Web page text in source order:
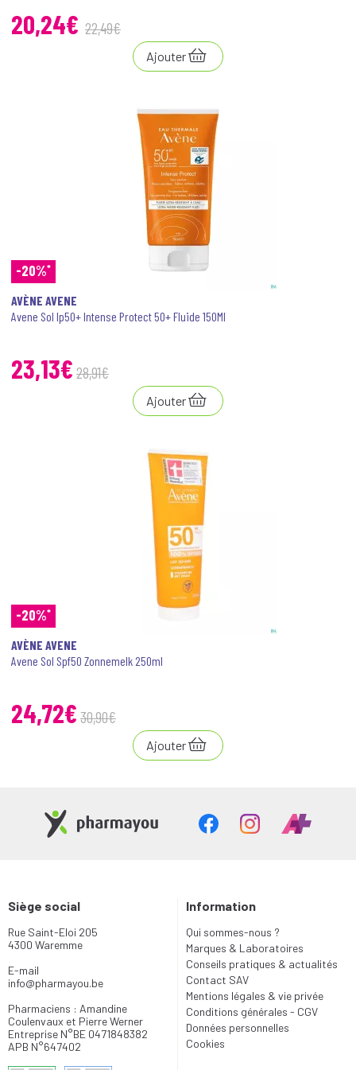
20,24€ 22,49€
Ajouter
-20%*
AVÈNE AVENE
Avene Sol Ip50+ Intense Protect 50+ Fluide 150Ml
23,13€ 28,91€
Ajouter
-20%*
AVÈNE AVENE
Avene Sol Spf50 Zonnemelk 250ml
24,72€ 30,90€
Ajouter
Siège social
Rue Saint-Eloi 205
4300 Waremme
E-mail
info@pharmayou.be
Pharmaciens : Amandine
Coulenvaux et Pierre Werner
Entreprise N°BE 0471848382
APB N°647402
Information
Qui sommes-nous ?
Marques & Laboratoires
Conseils pratiques & actualités
Contact SAV
Mentions légales & vie privée
Conditions générales - CGV
Données personnelles
Cookies